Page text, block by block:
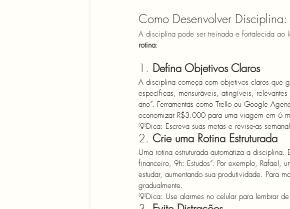
Como Desenvolver Disciplina:
A disciplina pode ser treinada e fortalecida ao
rotina:
1. Defina Objetivos Claros
A disciplina começa com objetivos claros que
específicas, mensuráveis, atingíveis,
ano”. Ferramentas como Trello ou Google
economizar R$3.000 para uma viagem em 6
💡Dica: Escreva suas metas e revise-as
2. Crie uma Rotina Estruturada
Uma rotina estruturada automatiza a
financeiro, 9h: Estudos”. Por exemplo, Rafael,
estudar, aumentando sua produtividade. Para
gradualmente.
💡Dica: Use alarmes no celular para lembrar